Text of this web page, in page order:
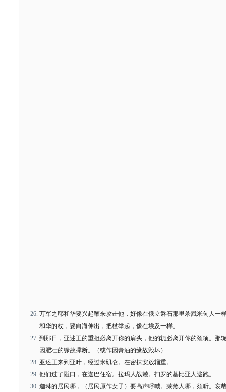
万军之耶和华要兴起鞭来攻击他，好像在俄立磐石那里杀戮米甸人一
和华的杖，要向海伸出，把杖举起，像在埃及一样。
到那日，亚述王的重担必离开你的肩头，他的轭必离开你的颈项。那
因肥壮的缘故撑断。（或作因膏油的缘故毁坏）
亚述王来到亚叶，经过米矶仑。在密抹安放辎重。
他们过了隘口，在迦巴住宿。拉玛人战兢。扫罗的基比亚人逃跑。
迦琳的居民哪，（居民原作女子）要高声呼喊。莱煞人哪，须听。哀